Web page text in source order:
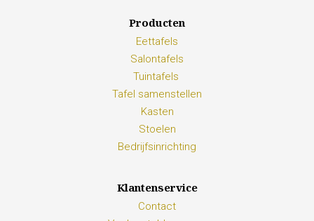
Producten
Eettafels
Salontafels
Tuintafels
Tafel samenstellen
Kasten
Stoelen
Bedrijfsinrichting
Klantenservice
Contact